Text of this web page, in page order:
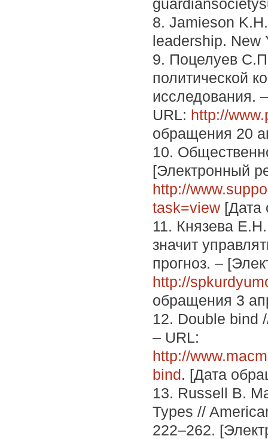
8. Jamieson
leadership. New
9. Поцелуев
политической
исследования.
URL: http://
обращения 20
10.
[Электронный
http://
task=view [Дата
11. Князева
значит
прогноз. –
http://
обращения 3
12. Double bind
– URL:
http://
bind. [Дата
13. Russell B.
Types //
222–262.